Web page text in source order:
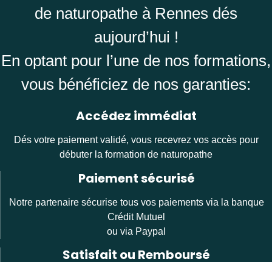
de naturopathe à Rennes dés
aujourd’hui !
En optant pour l’une de nos formations,
vous bénéficiez de nos garanties:
Accédez immédiat
Dés votre paiement validé, vous recevrez vos accès pour
débuter la formation de naturopathe
Paiement sécurisé
Notre partenaire sécurise tous vos paiements via la banque
Crédit Mutuel
ou via Paypal
Satisfait ou Remboursé